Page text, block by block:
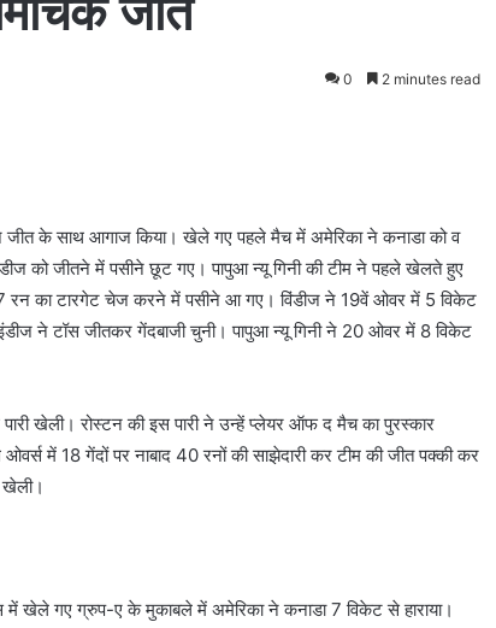
जीत
0 2 minutes read
के साथ आगाज किया। खेले गए पहले मैच में अमेरिका ने कनाडा को व
को जीतने में पसीने छूट गए। पापुआ न्यू गिनी की टीम ने पहले खेलते हुए
का टारगेट चेज करने में पसीने आ गए। विंडीज ने 19वें ओवर में 5 विकेट
ने टॉस जीतकर गेंदबाजी चुनी। पापुआ न्यू गिनी ने 20 ओवर में 8 विकेट
खेली। रोस्टन की इस पारी ने उन्हें प्लेयर ऑफ द मैच का पुरस्कार
में 18 गेंदों पर नाबाद 40 रनों की साझेदारी कर टीम की जीत पक्की कर
खेली।
खेले गए ग्रुप-ए के मुकाबले में अमेरिका ने कनाडा 7 विकेट से हाराया।